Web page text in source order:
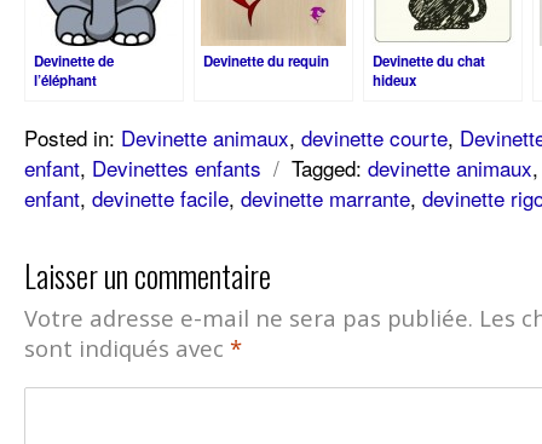
Devinette de
l’éléphant
Devinette du requin
Devinette du chat
hideux
Posted in: Devinette animaux, devinette courte,
enfant, Devinettes enfants / Tagged: devinette animaux
enfant, devinette facile, devinette marrante, devinette
Laisser un commentaire
Votre adresse e-mail ne sera pas publiée. Les
sont indiqués avec *